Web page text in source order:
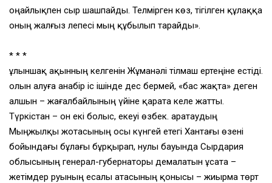
оңайлықпен сыр шашпайды. Телмірген көз, тігілген құлаққа
оның жалғыз лепесі мың құбылып тарайды».
* * *
Құлыншақ ақынның келгенін Жұманәлі тілмаш ертеңіне естіді.
Қолын алуға анабір іс ішінде дес бермей, «бас жақта» деген
алшын – жағалбайлының үйіне қарата келе жатты.
Түркістан – он екі болыс, екеуі өзбек. Қаратаудың
Мыңжылқы жотасының осы күнгей етегі Хантағы өзені
бойындағы бұлағы бұрқырап, нулы бауында Сырдария
облысының генерал-губернаторы демалатын Құсата –
жетімдер руының есалы атасының қонысы – жиырма төрт